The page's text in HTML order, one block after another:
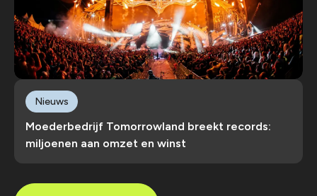
Moederbedrijf Tomorrowland breekt records:
miljoenen aan omzet en winst
Nieuws